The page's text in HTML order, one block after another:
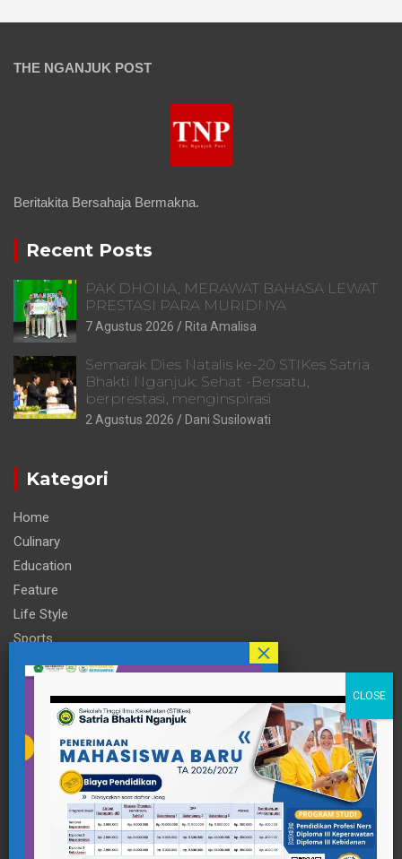
THE NGANJUK POST
Beritakita Bersahaja Bermakna.
Recent Posts
PAK DHONA, MERAWAT BAHASA LEWAT
PRESTASI PARA MURIDNYA
7 Agustus 2026 Rita Amalisa
Semarak Dies Natalis ke-20 STIKes Satria
Bhakti Nganjuk: Sehat -Bersatu,
berprestasi, menginspirasi
2 Agustus 2026 Dani Susilowati
Kategori
Home
Culinary
Education
Feature
Life Style
Sports
Technology
Informasi
Contact Person
pttigaanaknagari@gmail.com
Telp : +62 857-3515-2922